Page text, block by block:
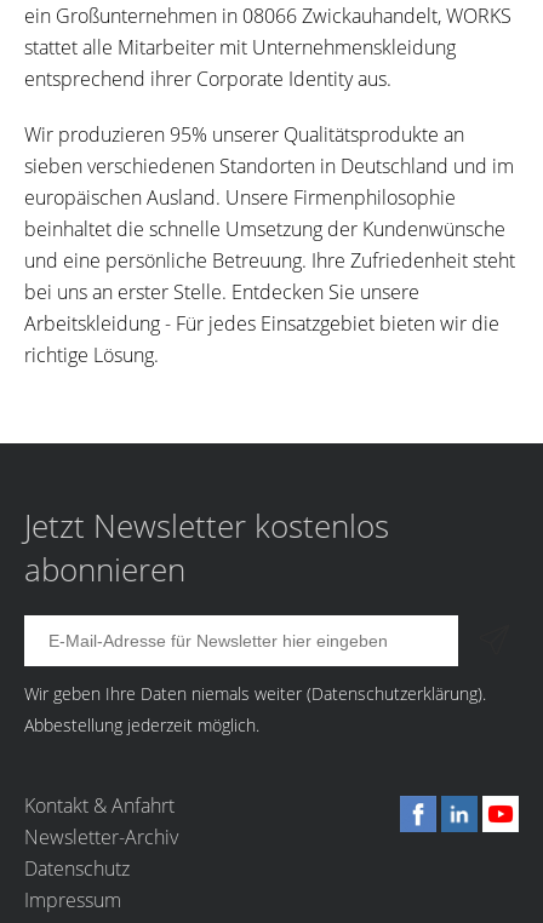
ein Großunternehmen in 08066 Zwickauhandelt, WORKS
stattet alle Mitarbeiter mit Unternehmenskleidung
entsprechend ihrer Corporate Identity aus.
Wir produzieren 95% unserer Qualitätsprodukte an
sieben verschiedenen Standorten in Deutschland und im
europäischen Ausland. Unsere Firmenphilosophie
beinhaltet die schnelle Umsetzung der Kundenwünsche
und eine persönliche Betreuung. Ihre Zufriedenheit steht
bei uns an erster Stelle. Entdecken Sie unsere
Arbeitskleidung - Für jedes Einsatzgebiet bieten wir die
richtige Lösung.
Jetzt Newsletter kostenlos
abonnieren
Wir geben Ihre Daten niemals weiter (Datenschutzerklärung).
Abbestellung jederzeit möglich.
Kontakt & Anfahrt
Newsletter-Archiv
Datenschutz
Impressum